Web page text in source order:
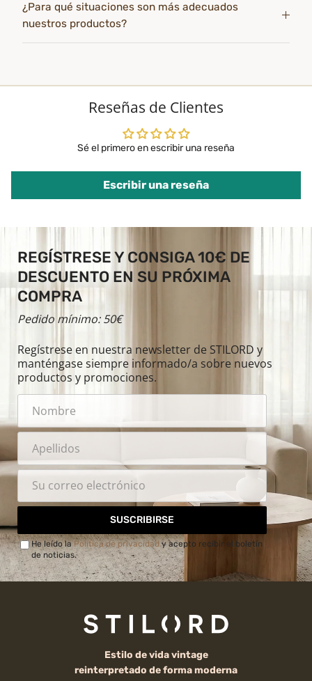
¿Para qué situaciones son más adecuados
nuestros productos?
Reseñas de Clientes
Sé el primero en escribir una reseña
Escribir una reseña
REGÍSTRESE Y CONSIGA 10€ DE
DESCUENTO EN SU PRÓXIMA
COMPRA
Pedido mínimo: 50€
Regístrese en nuestra newsletter de STILORD y
manténgase siempre informado/a sobre nuevos
productos y promociones.
SUSCRIBIRSE
He leído laPolítica de privacidady acepto recibir el boletín
de noticias.
Estilo de vida vintage
reinterpretado de forma moderna